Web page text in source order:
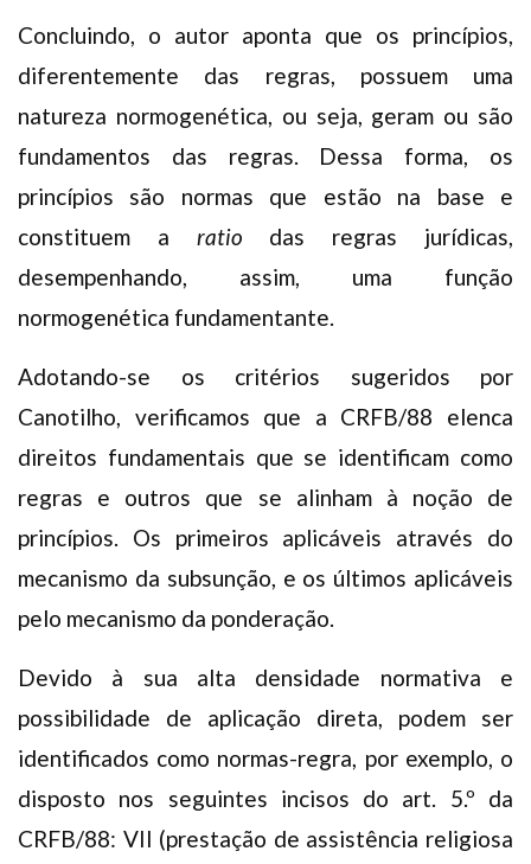
Concluindo, o autor aponta que os princípios,
diferentemente das regras, possuem uma
natureza normogenética, ou seja, geram ou são
fundamentos das regras. Dessa forma, os
princípios são normas que estão na base e
constituem a ratio das regras jurídicas,
desempenhando, assim, uma função
normogenética fundamentante.
Adotando-se os critérios sugeridos por
Canotilho, verificamos que a CRFB/88 elenca
direitos fundamentais que se identificam como
regras e outros que se alinham à noção de
princípios. Os primeiros aplicáveis através do
mecanismo da subsunção, e os últimos aplicáveis
pelo mecanismo da ponderação.
Devido à sua alta densidade normativa e
possibilidade de aplicação direta, podem ser
identificados como normas-regra, por exemplo, o
disposto nos seguintes incisos do art. 5.º da
CRFB/88: VII (prestação de assistência religiosa